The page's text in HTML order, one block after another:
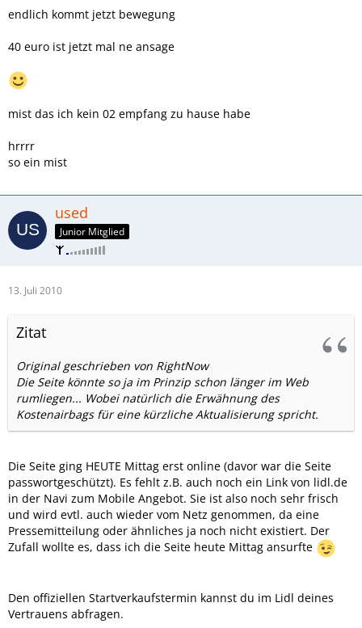
endlich kommt jetzt bewegung
40 euro ist jetzt mal ne ansage
mist das ich kein 02 empfang zu hause habe
hrrrr
so ein mist
used
Junior Mitglied
13. Juli 2010
Zitat
Original geschrieben von RightNow
Die Seite könnte so ja im Prinzip schon länger im Web
rumliegen... Wobei natürlich die Erwähnung des
Kostenairbags für eine kürzliche Aktualisierung spricht.
Die Seite ging HEUTE Mittag erst online (davor war die Seite
passwortgeschützt). Es fehlt z.B. auch noch ein Link von lidl.de
in der Navi zum Mobile Angebot. Sie ist also noch sehr frisch
und wird evtl. auch wieder vom Netz genommen, da eine
Pressemitteilung oder ähnliches ja noch nicht existiert. Der
Zufall wollte es, dass ich die Seite heute Mittag ansurfte
Den offiziellen Startverkaufstermin kannst du im Lidl deines
Vertrauens abfragen.